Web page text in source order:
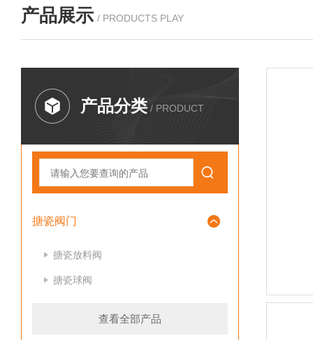
产品展示 / PRODUCTS PLAY
产品分类 / PRODUCT
搪瓷阀门
搪瓷放料阀
搪瓷球阀
查看全部产品